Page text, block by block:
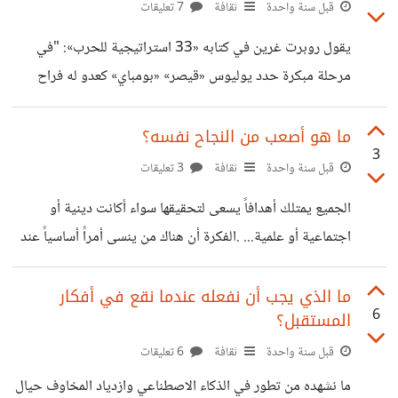
حزني هو على فقداننا لهذه المهارة المهمة، التركيز الذي باتت في
نظري الميزة التي قد تميز الناس عن بعضهم
قبل سنة واحدة ثقافة
يقول روبرت غرين في كتابه «33 استراتيجية للحرب»: "في
مرحلة مبكرة حدد يوليوس «قيصر» «بومباي» كعدو له فراح
يقيس أفعاله، ويقوم بحسابات دقيقة ويفعل فقط الأمور التي
تضعه في موقف صلب من مواجهة «بومباي»! وحين اندلعت
الحرب أخيراً بين الرجلين، كان قيصر في أفضل أحواله ولكن ما
إن هزم بومباي ولم يعد له منافسين من وزنه، حتى فقد شغفه
بكل شيء! كان انتصاره على بومباي كارثته الشخصية." هذه
القصة وغيرها ترينا حجم الكارثة التي قد يقع فيها الإنسان عندما
يضع
3
ما هو أصعب من النجاح نفسه؟
قبل سنة واحدة ثقافة
الجميع يمتلك أهدافاً يسعى لتحقيقها سواء أكانت دينية أو
اجتماعية أو علمية... .الفكرة أن هناك من ينسى أمراً أساسياً عند
السعي في تحقيق هدف ما وهو الصبر على النتائج فليس الجميع
من سينال مراده بضغطة زر. الأمر يعد صعباً مع الوعود المنتشرة
على مختلف أوساط التواصل الاجتماعي التي تعد بتحقيق
الأهداف بسرعة فينشئ عند الأفراد فكرة أن النجاح هو أمر
لحظي ويتحقق بسرعة وهو خلاف الواقع حيث لن تصل إلى ما
6
ما الذي يجب أن نفعله عندما نقع في أفكار
المستقبل؟
قبل سنة واحدة ثقافة
ما نشهده من تطور في الذكاء الاصطناعي وازدياد المخاوف حيال